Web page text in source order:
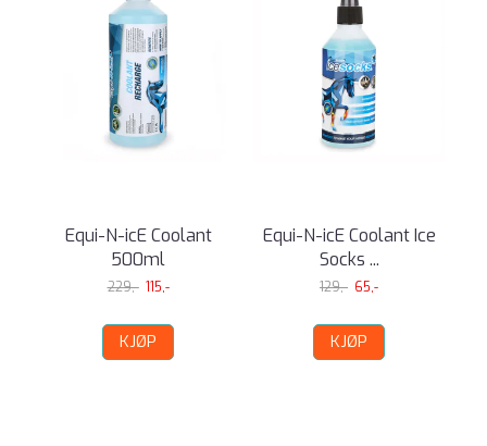
Equi-N-icE Coolant
500ml
229,- 115,-
KJØP
Equi-N-icE Coolant Ice
Socks ...
129,- 65,-
KJØP